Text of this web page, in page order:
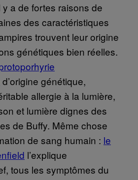
a de fortes raisons de
des caractéristiques
trouvent leur origine
génétiques bien réelles.
d’origine génétique,
allergie à la lumière,
et lumière dignes des
de Buffy. Même chose
de sang humain : le
l’explique
tous les symptômes du